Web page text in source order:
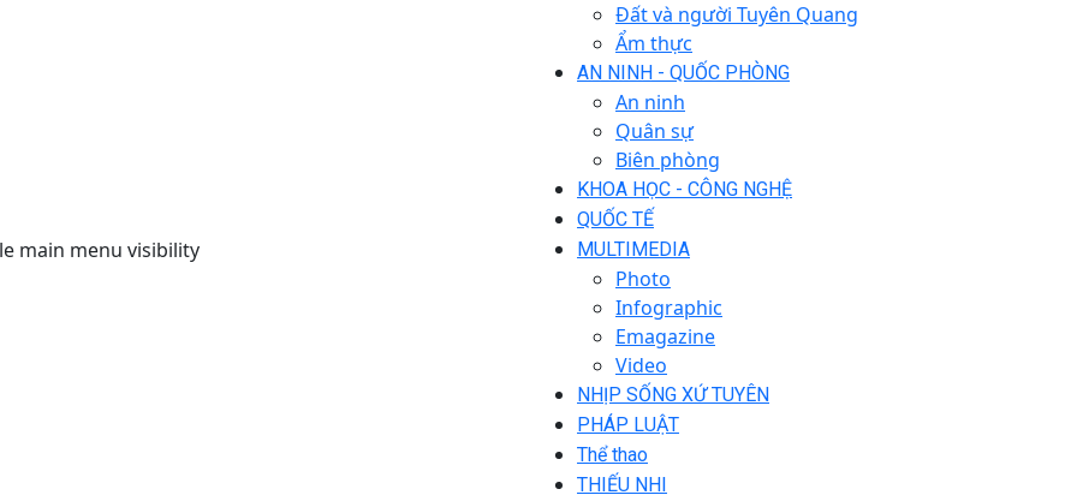
main menu visibility
Đất và người Tuyên Quang
Ẩm thực
AN NINH - QUỐC PHÒNG
An ninh
Quân sự
Biên phòng
KHOA HỌC - CÔNG NGHỆ
QUỐC TẾ
MULTIMEDIA
Photo
Infographic
Emagazine
Video
NHỊP SỐNG XỨ TUYÊN
PHÁP LUẬT
Thể thao
THIẾU NHI